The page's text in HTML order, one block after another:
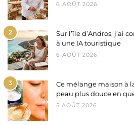
6 AOÛT 2026
2
Sur l’île d’Andros, j’ai
à une IA touristique
6 AOÛT 2026
3
Ce mélange maison à
peau plus douce en
5 AOÛT 2026